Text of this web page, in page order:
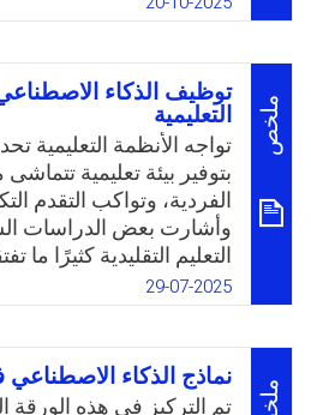
الدراسات السابقة. هذه
الحديثة جعلت مسألة
العملية التعليمية مسألة
نتيجةً لإمكانية الاستعاضة
يقوم بها من تعليم وتقييم
الطلبة، من خلال الاعتماد
التكنولوجية الحديثة.
WhatsApp
ملخص
توظيف الذكاء
التعليمية
تواجه الأنظمة التعليمية
بتوفير بيئة تعليمية
الفردية، وتواكب التقدم
وأشارت بعض الدراسات
التعليم التقليدية كثيرًا ما
اللازمة لتلبية احتياجات
يكمن دور الذكاء
الفجوات من خلال توفير
وشخصية تجعل عملية
وعلى سبيل المثال، يمكن
29-07-2025
نماذج الذكاء الاصطناعي
تم التركيز في هذه الورقة